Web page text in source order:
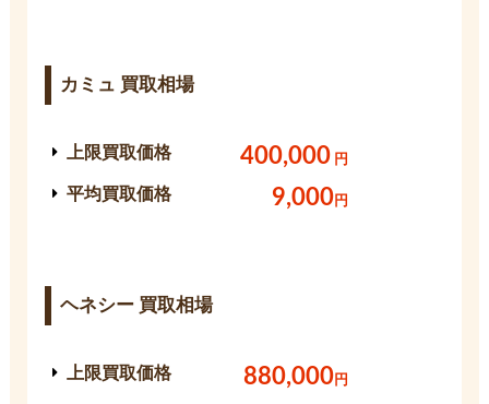
カミュ 買取相場
上限買取価格 400,000 円
平均買取価格 9,000円
ヘネシー 買取相場
上限買取価格 880,000円